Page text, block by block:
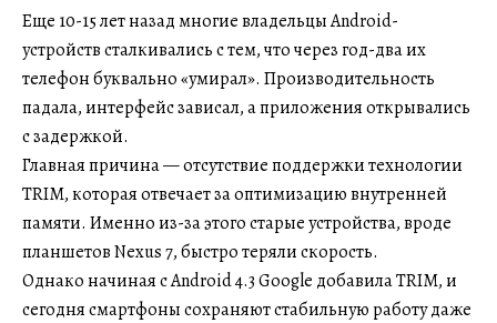
Еще 10-15 лет назад многие владельцы Android-
устройств сталкивались с тем, что через год-два их
телефон буквально «умирал». Производительность
падала, интерфейс зависал, а приложения открывались
с задержкой.
Главная причина — отсутствие поддержки технологии
TRIM, которая отвечает за оптимизацию внутренней
памяти. Именно из-за этого старые устройства, вроде
планшетов Nexus 7, быстро теряли скорость.
Однако начиная с Android 4.3 Google добавила TRIM, и
сегодня смартфоны сохраняют стабильную работу даже